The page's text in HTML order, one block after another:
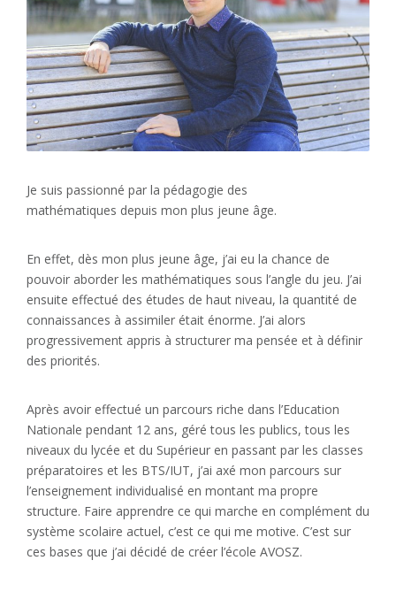
Je suis passionné par la pédagogie des
mathématiques depuis mon plus jeune âge.
En effet, dès mon plus jeune âge, j’ai eu la chance de
pouvoir aborder les mathématiques sous l’angle du jeu. J’ai
ensuite effectué des études de haut niveau, la quantité de
connaissances à assimiler était énorme. J’ai alors
progressivement appris à structurer ma pensée et à définir
des priorités.
Après avoir effectué un parcours riche dans l’Education
Nationale pendant 12 ans, géré tous les publics, tous les
niveaux du lycée et du Supérieur en passant par les classes
préparatoires et les BTS/IUT, j’ai axé mon parcours sur
l’enseignement individualisé en montant ma propre
structure. Faire apprendre ce qui marche en complément du
système scolaire actuel, c’est ce qui me motive. C’est sur
ces bases que j’ai décidé de créer l’école AVOSZ.